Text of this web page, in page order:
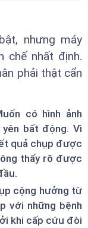
nhưng máy
chế nhất định.
phải thật cẩn
có hình ảnh
yên bất động. Vì
quả chụp được
thấy rõ được
cộng hưởng từ
với những bệnh
khi cấp cứu đòi